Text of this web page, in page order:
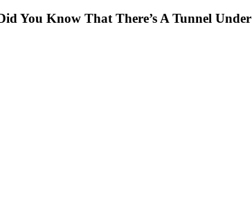
You Know That There’s A Tunnel